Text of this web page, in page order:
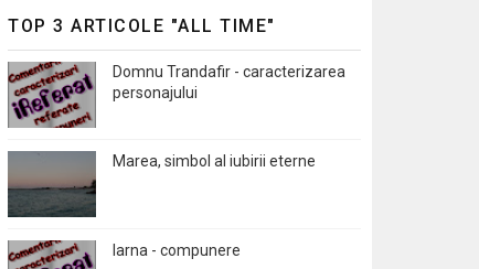
TOP 3 ARTICOLE "ALL TIME"
Domnu Trandafir - caracterizarea
personajului
Marea, simbol al iubirii eterne
Iarna - compunere